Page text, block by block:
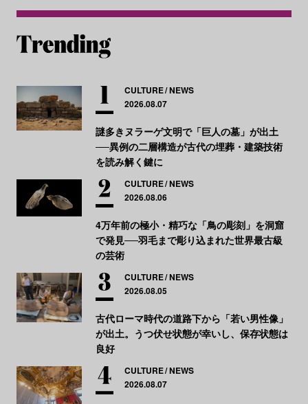
CULTURE NEWS
2026.08.07
謎多きヌラーゲ文明で「巨人の墓」が出土
──異例の二層構造が古代の埋葬・建築技術
を読み解く鍵に
CULTURE NEWS
2026.08.06
4万年前の極小・精巧な「鳥の彫刻」を洞窟
で発見──羽毛まで彫り込まれた世界最古級
の芸術
CULTURE NEWS
2026.08.05
古代ローマ時代の道路下から「若い男性像」
が出土。うつ伏せ状態が幸いし、保存状態は
良好
CULTURE NEWS
2026.08.07